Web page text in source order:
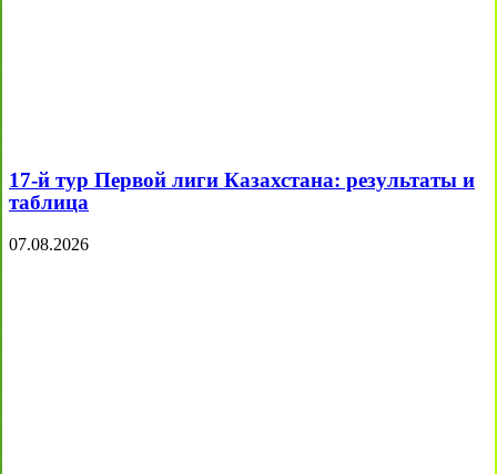
17-й тур Первой лиги Казахстана: результаты и
таблица
07.08.2026